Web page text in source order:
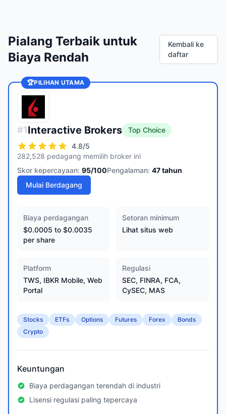
Pialang Terbaik untuk
Biaya Rendah
Kembali ke
daftar
🏆PILIHAN UTAMA
#1Interactive Brokers
Top Choice
4.8/5
282,528 pedagang memilih broker ini
Skor kepercayaan: 95/100Pengalaman: 47tahun
Mulai Berdagang
Biaya perdagangan
$0.0005 to $0.0035
per share
Setoran minimum
Lihat situs web
Platform
TWS, IBKR Mobile, Web
Portal
Regulasi
SEC, FINRA, FCA,
CySEC, MAS
Stocks ETFs Options Futures Forex
Bonds
Crypto
Keuntungan
Biaya perdagangan terendah di industri
Lisensi regulasi paling tepercaya